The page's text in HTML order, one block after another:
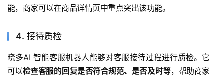
能，商家可以在商品详情页中重点突出该功能。
4. 接待质检
晓多AI 智能客服机器人能够对客服接待过程进行质检。它
可以检查客服的回复是否符合规范、是否及时等，帮助商家